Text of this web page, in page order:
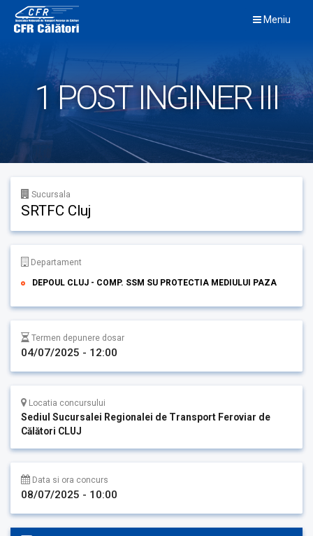
content
Meniu
1 POST INGINER III
Sucursala
SRTFC Cluj
Departament
DEPOUL CLUJ - COMP. SSM SU PROTECTIA MEDIULUI PAZA
Termen depunere dosar
04/07/2025 - 12:00
Locatia concursului
Sediul Sucursalei Regionalei de Transport Feroviar de
Călători CLUJ
Data si ora concurs
08/07/2025 - 10:00